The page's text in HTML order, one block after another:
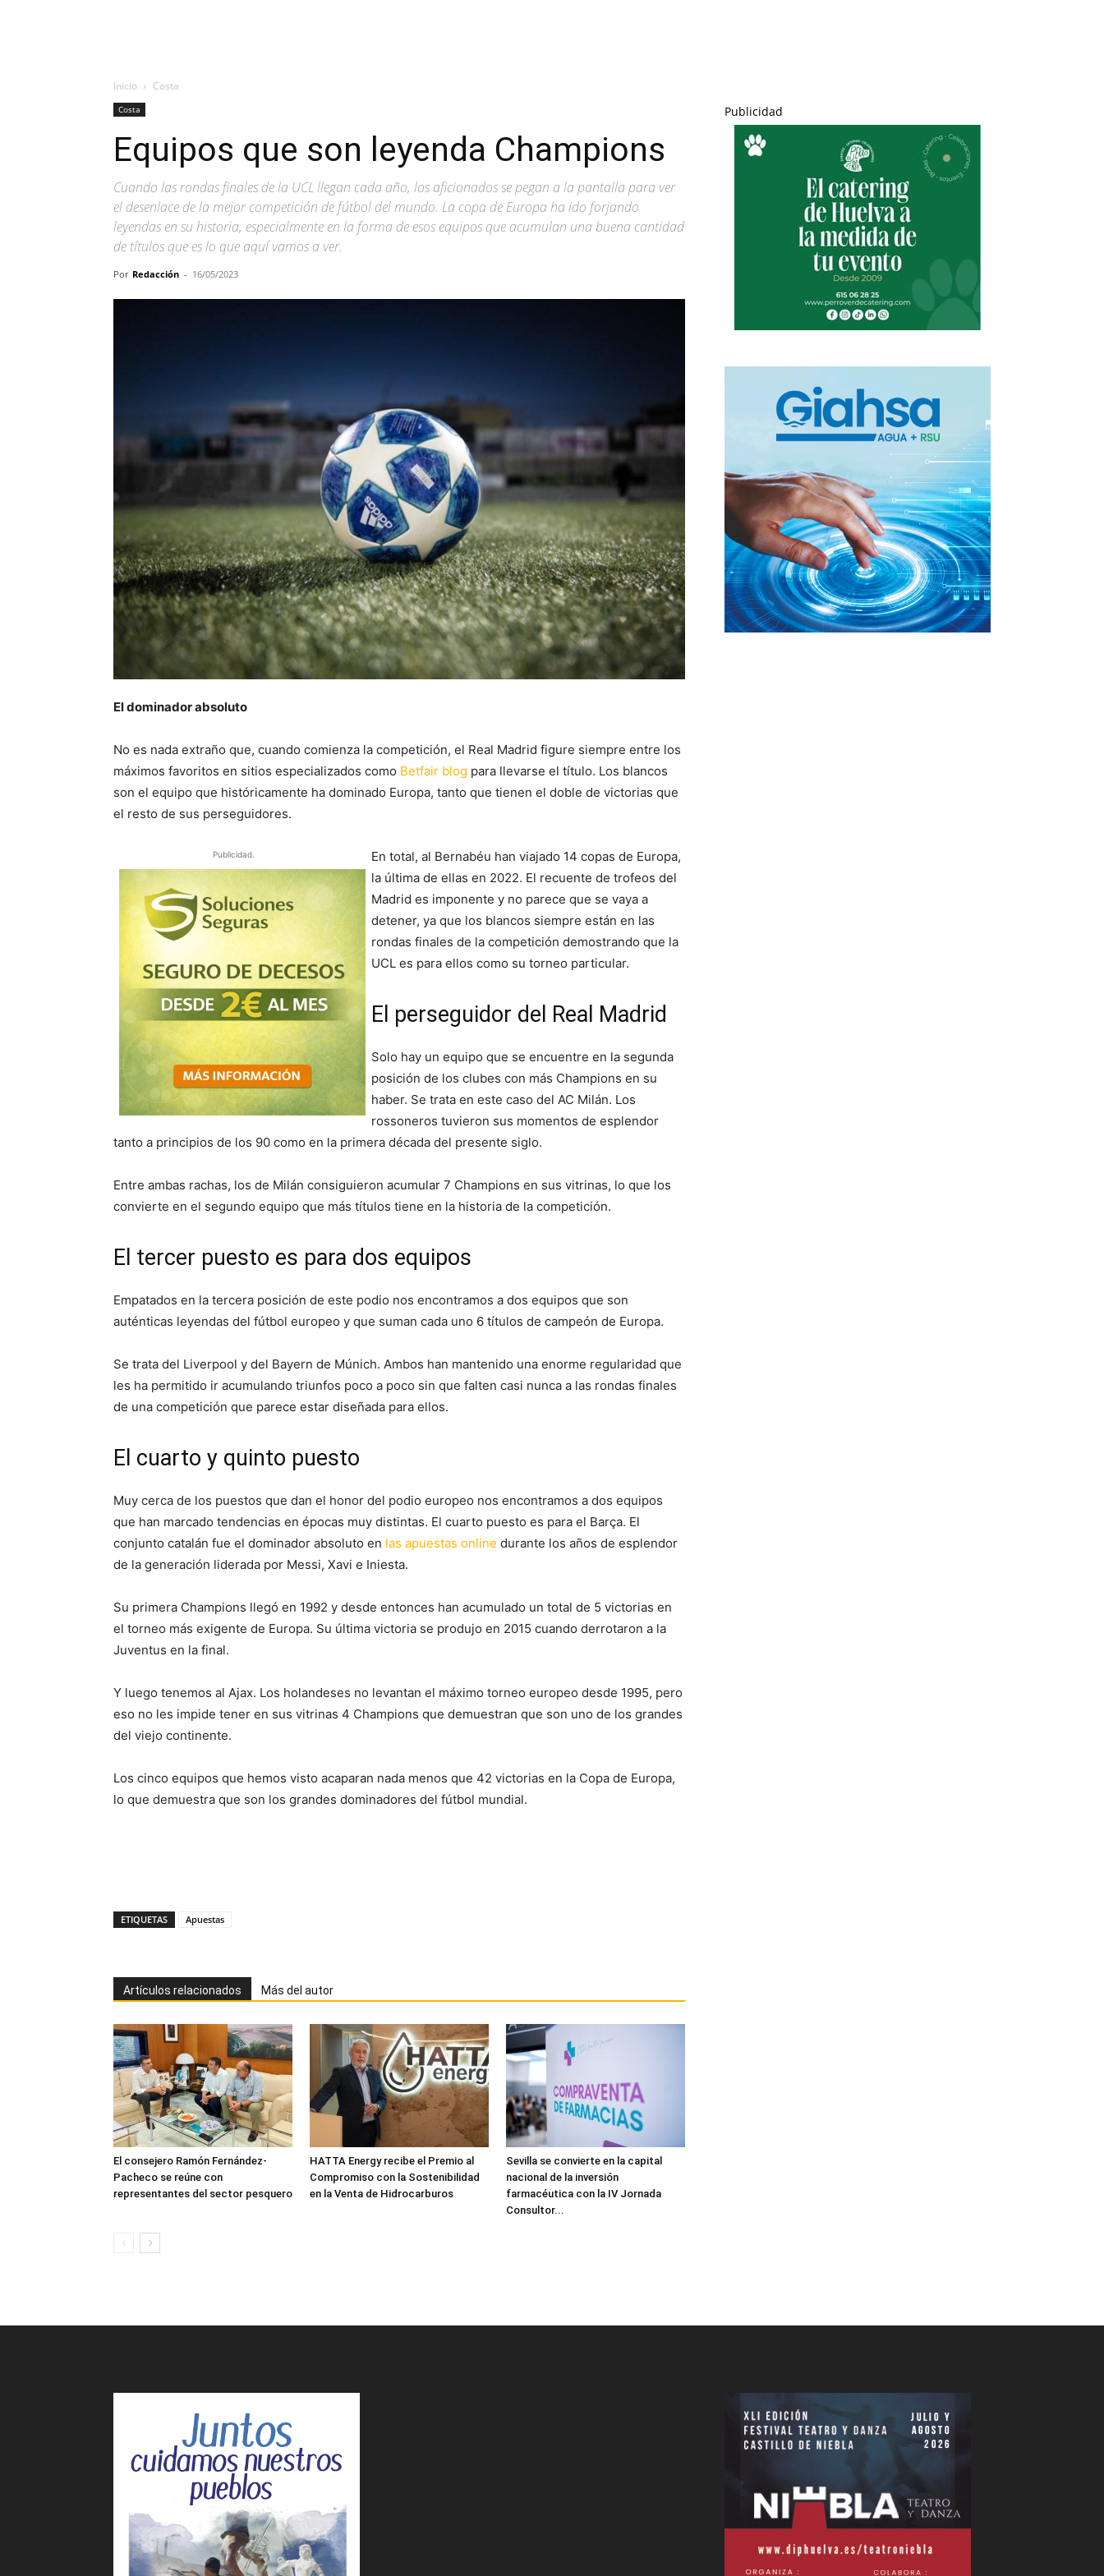
Inicio Costa
Costa
Equipos que son leyenda Champions
Cuando las rondas finales de la UCL llegan cada año, los aficionados se pegan a la pantalla para ver
el desenlace de la mejor competición de fútbol del mundo. La copa de Europa ha ido forjando
leyendas en su historia, especialmente en la forma de esos equipos que acumulan una buena cantidad
de títulos que es lo que aquí vamos a ver.
Por Redacción - 16/05/2023
El dominador absoluto
No es nada extraño que, cuando comienza la competición, el Real Madrid figure siempre entre los
máximos favoritos en sitios especializados como Betfair blog para llevarse el título. Los blancos
son el equipo que históricamente ha dominado Europa, tanto que tienen el doble de victorias que
el resto de sus perseguidores.
Publicidad.
En total, al Bernabéu han viajado 14 copas de Europa,
la última de ellas en 2022. El recuente de trofeos del
Madrid es imponente y no parece que se vaya a
detener, ya que los blancos siempre están en las
rondas finales de la competición demostrando que la
UCL es para ellos como su torneo particular.
El perseguidor del Real Madrid
Solo hay un equipo que se encuentre en la segunda
posición de los clubes con más Champions en su
haber. Se trata en este caso del AC Milán. Los
rossoneros tuvieron sus momentos de esplendor
tanto a principios de los 90 como en la primera década del presente siglo.
Entre ambas rachas, los de Milán consiguieron acumular 7 Champions en sus vitrinas, lo que los
convierte en el segundo equipo que más títulos tiene en la historia de la competición.
El tercer puesto es para dos equipos
Empatados en la tercera posición de este podio nos encontramos a dos equipos que son
auténticas leyendas del fútbol europeo y que suman cada uno 6 títulos de campeón de Europa.
Se trata del Liverpool y del Bayern de Múnich. Ambos han mantenido una enorme regularidad que
les ha permitido ir acumulando triunfos poco a poco sin que falten casi nunca a las rondas finales
de una competición que parece estar diseñada para ellos.
El cuarto y quinto puesto
Muy cerca de los puestos que dan el honor del podio europeo nos encontramos a dos equipos
que han marcado tendencias en épocas muy distintas. El cuarto puesto es para el Barça. El
conjunto catalán fue el dominador absoluto en las apuestas online durante los años de esplendor
de la generación liderada por Messi, Xavi e Iniesta.
Su primera Champions llegó en 1992 y desde entonces han acumulado un total de 5 victorias en
el torneo más exigente de Europa. Su última victoria se produjo en 2015 cuando derrotaron a la
Juventus en la final.
Y luego tenemos al Ajax. Los holandeses no levantan el máximo torneo europeo desde 1995, pero
eso no les impide tener en sus vitrinas 4 Champions que demuestran que son uno de los grandes
del viejo continente.
Los cinco equipos que hemos visto acaparan nada menos que 42 victorias en la Copa de Europa,
lo que demuestra que son los grandes dominadores del fútbol mundial.
ETIQUETAS Apuestas
Artículos relacionados Más del autor
El consejero Ramón Fernández-
Pacheco se reúne con
representantes del sector pesquero
HATTA Energy recibe el Premio al
Compromiso con la Sostenibilidad
en la Venta de Hidrocarburos
Sevilla se convierte en la capital
nacional de la inversión
farmacéutica con la IV Jornada
Consultor...
Publicidad